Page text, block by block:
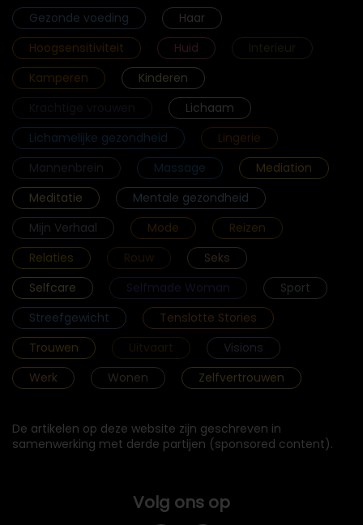
Gezonde voeding
Haar
Hoogsensitiviteit
Huid
Interieur
Kamperen
Kinderen
Lichaam
Lichamelijke gezondheid
Lingerie
Mannenbrein
Massage
Mediation
Meditatie
Mentale gezondheid
Mijn Verhaal
Mode
Reizen
Relaties
Rouw
Seks
Selfcare
Selfmade Woman
Sport
Streefgewicht
Tenslotte Stories
Trouwen
Uitvaart
Visions
Werk
Wonen Zelfvertrouwen
De artikelen op deze website zijn geschreven in
samenwerking met derde partijen (sponsored content).
Volg ons op